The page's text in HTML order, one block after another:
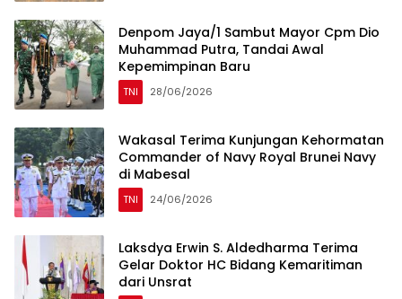
Denpom Jaya/1 Sambut Mayor Cpm Dio
Muhammad Putra, Tandai Awal
Kepemimpinan Baru
TNI 28/06/2026
Wakasal Terima Kunjungan Kehormatan
Commander of Navy Royal Brunei Navy
di Mabesal
TNI 24/06/2026
Laksdya Erwin S. Aldedharma Terima
Gelar Doktor HC Bidang Kemaritiman
dari Unsrat